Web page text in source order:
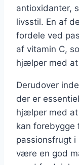
antioxidanter,
livsstil. En af
fordele ved
af vitamin C,
hjælper med
Derudover
der er
hjælper med
kan forebygge
passionsfrugt
være en god